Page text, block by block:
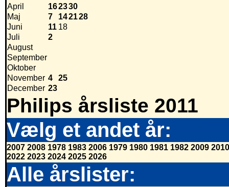
April
162330
Maj
7 142128
Juni
11 18
Juli
2
August
September
Oktober
November 4
25
December 23
Philips årsliste 2011
Vælg et andet år:
2007 2008 1978 1983 2006 1979 1980 1981 1982 2009 2010
2022 2023 2024 2025 2026
Alle årslister: